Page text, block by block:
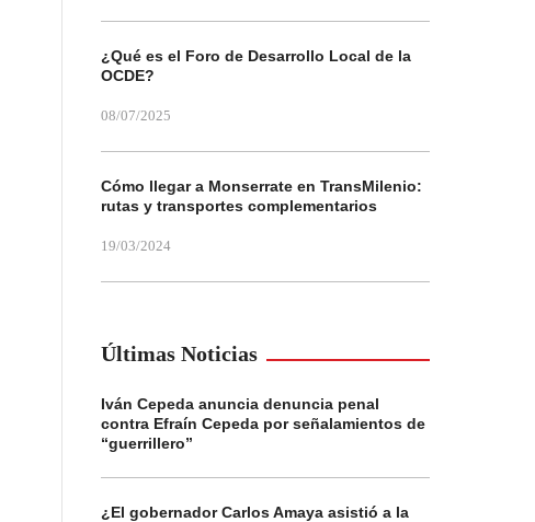
¿Qué es el Foro de Desarrollo Local de la
OCDE?
08/07/2025
Cómo llegar a Monserrate en TransMilenio:
rutas y transportes complementarios
19/03/2024
Últimas Noticias
Iván Cepeda anuncia denuncia penal
contra Efraín Cepeda por señalamientos de
“guerrillero”
¿El gobernador Carlos Amaya asistió a la